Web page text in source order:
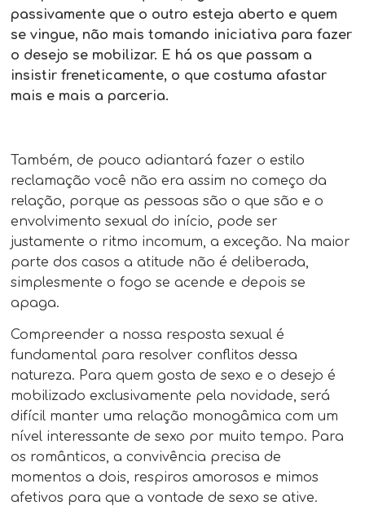
passivamente que o outro esteja aberto e quem
se vingue, não mais tomando iniciativa para fazer
o desejo se mobilizar. E há os que passam a
insistir freneticamente, o que costuma afastar
mais e mais a parceria.
Também, de pouco adiantará fazer o estilo
reclamação você não era assim no começo da
relação, porque as pessoas são o que são e o
envolvimento sexual do início, pode ser
justamente o ritmo incomum, a exceção. Na maior
parte dos casos a atitude não é deliberada,
simplesmente o fogo se acende e depois se
apaga.
Compreender a nossa resposta sexual é
fundamental para resolver conflitos dessa
natureza. Para quem gosta de sexo e o desejo é
mobilizado exclusivamente pela novidade, será
difícil manter uma relação monogâmica com um
nível interessante de sexo por muito tempo. Para
os românticos, a convivência precisa de
momentos a dois, respiros amorosos e mimos
afetivos para que a vontade de sexo se ative.